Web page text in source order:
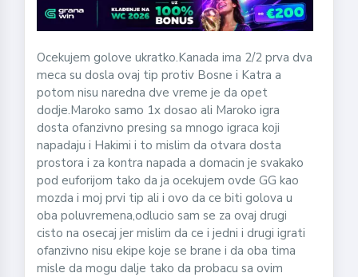
Ocekujem golove ukratko.Kanada ima 2/2 prva dva
meca su dosla ovaj tip protiv Bosne i Katra a
potom nisu naredna dve vreme je da opet
dodje.Maroko samo 1x dosao ali Maroko igra
dosta ofanzivno presing sa mnogo igraca koji
napadaju i Hakimi i to mislim da otvara dosta
prostora i za kontra napada a domacin je svakako
pod euforijom tako da ja ocekujem ovde GG kao
mozda i moj prvi tip ali i ovo da ce biti golova u
oba poluvremena,odlucio sam se za ovaj drugi
cisto na osecaj jer mislim da ce i jedni i drugi igrati
ofanzivno nisu ekipe koje se brane i da oba tima
misle da mogu dalje tako da probacu sa ovim